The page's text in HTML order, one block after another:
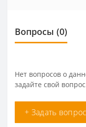
Вопросы (0)
Нет вопросов о
задайте свой
+ Задать вопрос